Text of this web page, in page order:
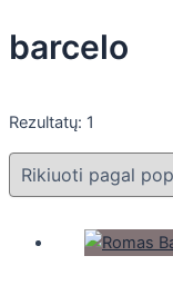
barcelo
Rezultatų: 1